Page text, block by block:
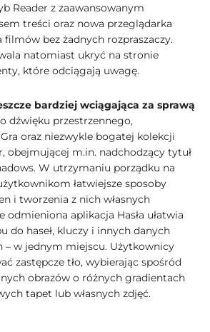
Reader z zaawansowanym
treści oraz nowa przeglądarka
bez żadnych rozpraszaczy.
natomiast ukryć na stronie
które odciągają uwagę.
bardziej wciągająca za sprawą
dźwięku przestrzennego,
oraz niezwykle bogatej kolekcji
obejmującej m.in. nadchodzący tytuł
W utrzymaniu porządku na
łatwiejsze sposoby
i tworzenia z nich własnych
odmieniona aplikacja Hasła ułatwia
do haseł, kluczy i innych danych
– w jednym miejscu. Użytkownicy
zastępcze tło, wybierając spośród
obrazów o różnych gradientach
tapet lub własnych zdjęć.